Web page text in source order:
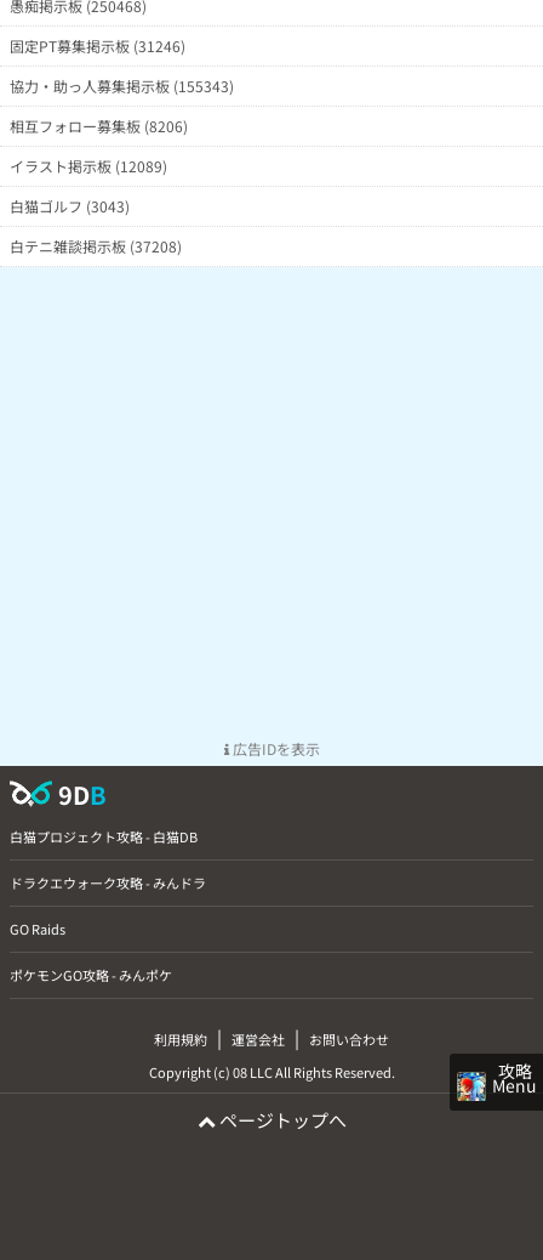
攻略
Menu
愚痴掲示板 (250468)
固定PT募集掲示板 (31246)
協力・助っ人募集掲示板 (155343)
相互フォロー募集板 (8206)
イラスト掲示板 (12089)
白猫ゴルフ (3043)
白テニ雑談掲示板 (37208)
広告IDを表示
9DB
白猫プロジェクト攻略 - 白猫DB
ドラクエウォーク攻略 - みんドラ
GO Raids
ポケモンGO攻略 - みんポケ
利用規約 | 運営会社 |
お問い合わせ
Copyright (c) 08 LLC All Rights Reserved.
ページトップへ